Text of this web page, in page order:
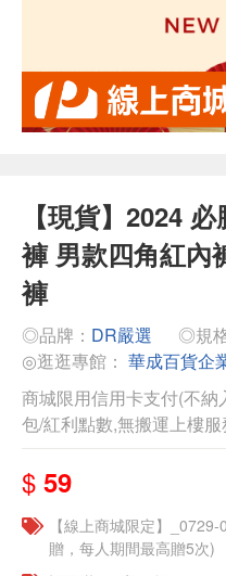
【現貨】2024
褲 男款四角紅內
褲
◎品牌： DR嚴選
◎規
◎逛逛專館： 華成百貨企
商城限用信用卡支付(不
包/紅利點數,無搬運上樓
$ 59
【線上商城限定】
贈，每人期間最高贈5次)